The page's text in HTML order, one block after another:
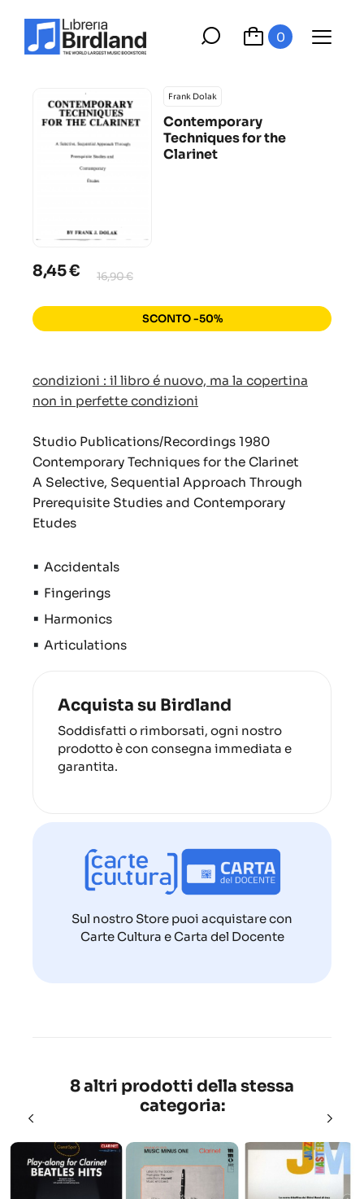
0
Frank Dolak
Contemporary
Techniques for the
Clarinet
8,45 € 16,90 €
SCONTO -50%
condizioni : il libro é nuovo, ma la copertina
non in perfette condizioni
Studio Publications/Recordings 1980
Contemporary Techniques for the Clarinet
A Selective, Sequential Approach Through
Prerequisite Studies and Contemporary
Etudes
• Accidentals
• Fingerings
• Harmonics
• Articulations
Acquista su Birdland
Soddisfatti o rimborsati, ogni nostro
prodotto è con consegna immediata e
garantita.
Sul nostro Store puoi acquistare con
Carte Cultura e Carta del Docente
8 altri prodotti della stessa
categoria: